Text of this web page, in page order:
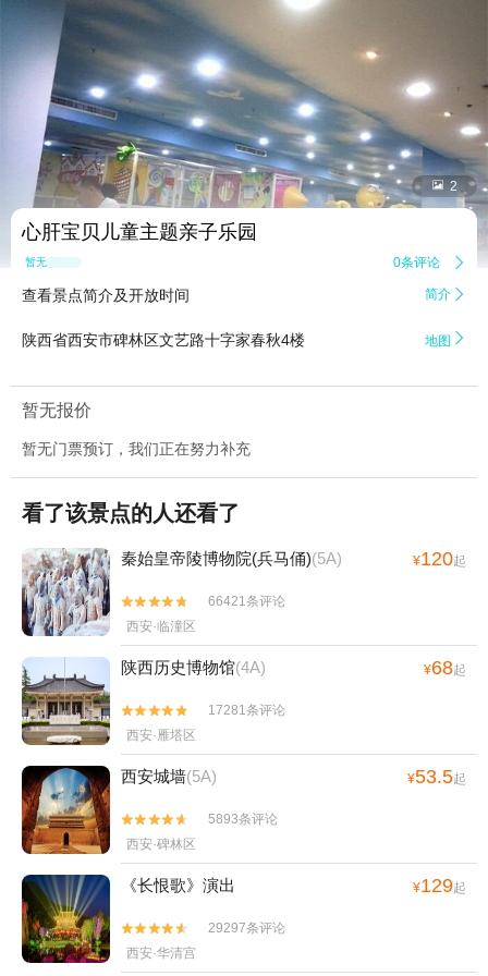
 2
心肝宝贝儿童主题亲子乐园
暂无点评 0条评论 
查看景点简介及开放时间 简介 
陕西省西安市碑林区文艺路十字家春秋4楼 地图 
暂无报价
暂无门票预订，我们正在努力补充
看了该景点的人还看了
秦始皇帝陵博物院(兵马俑)(5A) ¥120起


66421条评论
西安·临潼区
陕西历史博物馆(4A) ¥68起


17281条评论
西安·雁塔区
西安城墙(5A) ¥53.5起


5893条评论
西安·碑林区
《长恨歌》演出 ¥129起


29297条评论
西安·华清宫